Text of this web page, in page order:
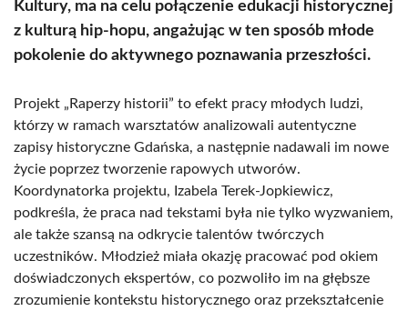
Kultury, ma na celu połączenie edukacji historycznej
z kulturą hip-hopu, angażując w ten sposób młode
pokolenie do aktywnego poznawania przeszłości.
Projekt „Raperzy historii” to efekt pracy młodych ludzi,
którzy w ramach warsztatów analizowali autentyczne
zapisy historyczne Gdańska, a następnie nadawali im nowe
życie poprzez tworzenie rapowych utworów.
Koordynatorka projektu, Izabela Terek-Jopkiewicz,
podkreśla, że praca nad tekstami była nie tylko wyzwaniem,
ale także szansą na odkrycie talentów twórczych
uczestników. Młodzież miała okazję pracować pod okiem
doświadczonych ekspertów, co pozwoliło im na głębsze
zrozumienie kontekstu historycznego oraz przekształcenie